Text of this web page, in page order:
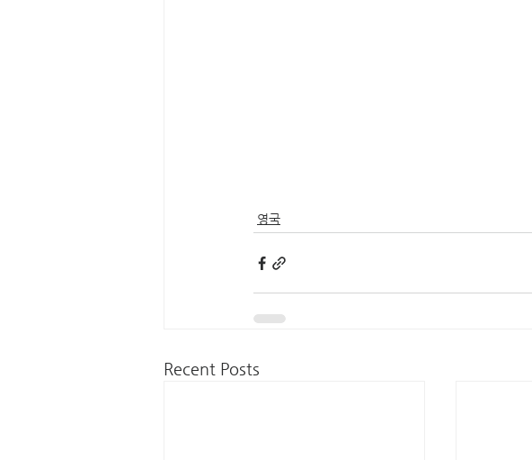
영국
Recent Posts